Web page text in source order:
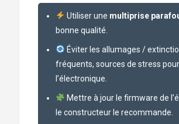
Utiliser une multiprise
bonne qualité.
Éviter les allumages /
fréquents, sources de stress pour
l’électronique.
Mettre à jour le firmware de
le constructeur le recommande.